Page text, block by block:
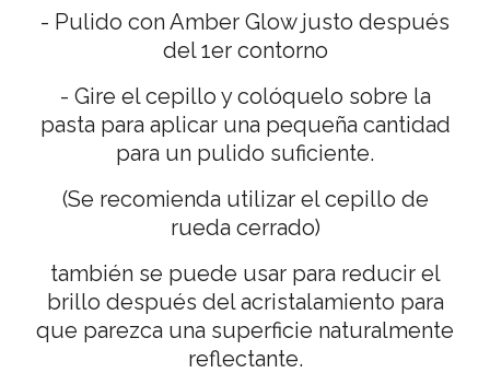
- Pulido con Amber Glow justo después
del 1er contorno
- Gire el cepillo y colóquelo sobre la
pasta para aplicar una pequeña cantidad
para un pulido suficiente.
(Se recomienda utilizar el cepillo de
rueda cerrado)
también se puede usar para reducir el
brillo después del acristalamiento para
que parezca una superficie naturalmente
reflectante.